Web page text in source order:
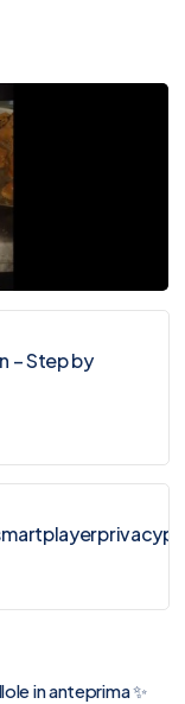
– Step by
in anteprima ✨